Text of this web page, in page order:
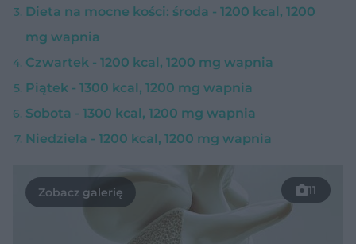
Dieta na mocne kości: środa - 1200 kcal, 1200
mg wapnia
Czwartek - 1200 kcal, 1200 mg wapnia
Piątek - 1300 kcal, 1200 mg wapnia
Sobota - 1300 kcal, 1200 mg wapnia
Niedziela - 1200 kcal, 1200 mg wapnia
11